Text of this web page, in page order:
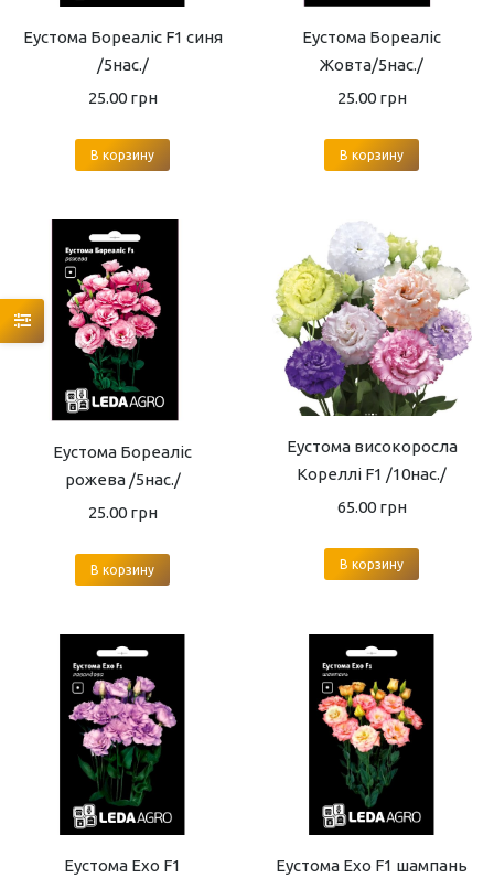
Еустома Бореаліс F1 синя
/5нас./
25.00 грн
В корзину
Еустома Бореаліс
Жовта/5нас./
25.00 грн
В корзину
Еустома Бореаліс
рожева /5нас./
25.00 грн
В корзину
Еустома високоросла
Кореллі F1 /10нас./
65.00 грн
В корзину
Еустома Ехо F1
Еустома Ехо F1 шампань